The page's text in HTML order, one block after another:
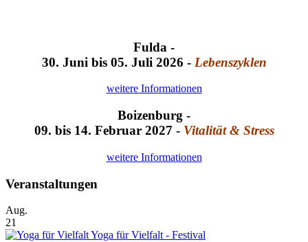
Fulda -
30. Juni bis 05. Juli 2026 - Lebenszyklen
weitere Informationen
Boizenburg -
09. bis 14. Februar 2027 - Vitalität & Stress
weitere Informationen
Veranstaltungen
Aug.
21
Yoga für Vielfalt - Festival